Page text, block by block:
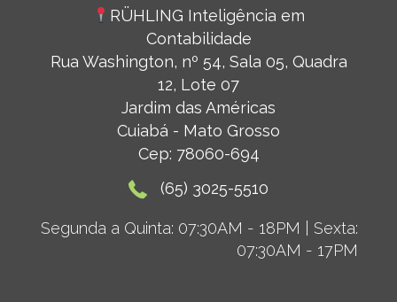
RÜHLING Inteligência em
Contabilidade
Rua Washington, nº 54, Sala 05, Quadra
12, Lote 07
Jardim das Américas
Cuiabá - Mato Grosso
Cep: 78060-694
(65) 3025-5510
Segunda a Quinta: 07:30AM - 18PM | Sexta:
07:30AM - 17PM